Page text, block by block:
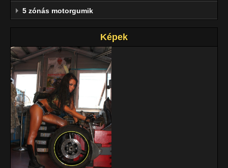
5 zónás motorgumik
Képek